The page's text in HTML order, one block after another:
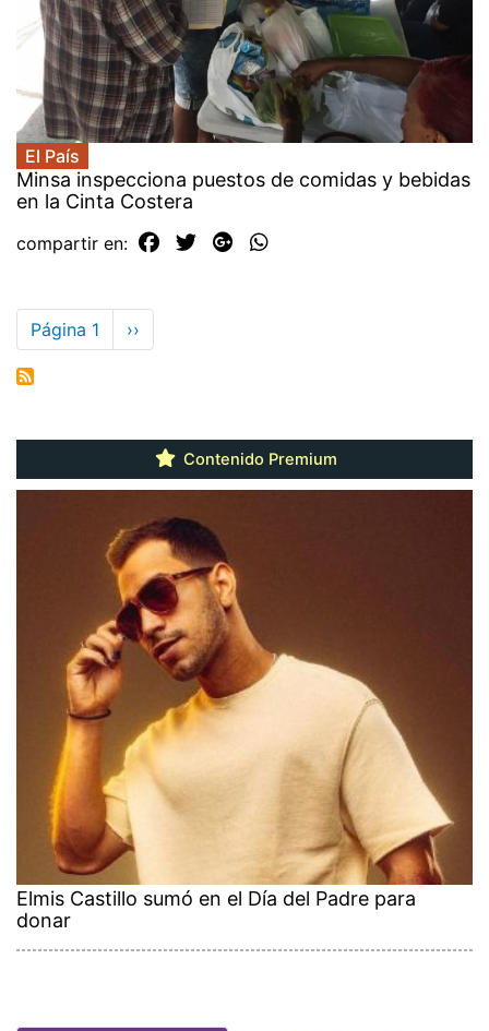
El País
Minsa inspecciona puestos de comidas y bebidas
en la Cinta Costera
compartir en:
Paginación
Página 1
Siguiente
página
››
Contenido Premium
Elmis Castillo sumó en el Día del Padre para
donar